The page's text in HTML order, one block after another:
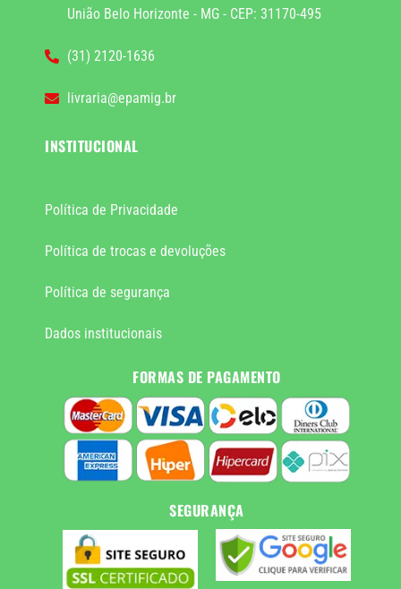
União Belo Horizonte - MG - CEP: 31170-495
(31) 2120-1636
livraria@epamig.br
INSTITUCIONAL
Política de Privacidade
Política de trocas e devoluções
Política de segurança
Dados institucionais
FORMAS DE PAGAMENTO
SEGURANÇA